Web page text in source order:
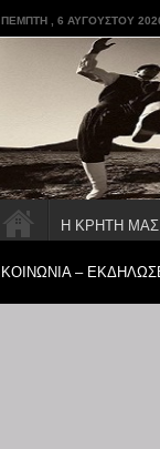
ΠΈΜΠΤΗ , 6 ΑΥΓΟΎΣΤΟΥ
Η ΚΡΗΤΗ
ΚΟΙΝΩΝΙΑ –